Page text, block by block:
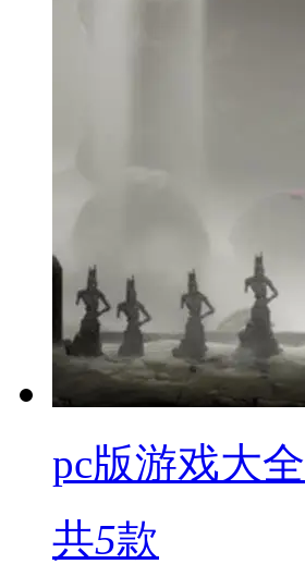
pc版游戏大全
共5款